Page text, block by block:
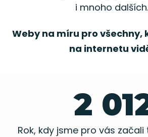
i mnoho dalších.
Weby na míru pro všechny,
na internetu
2
Rok, kdy jsme pro vás